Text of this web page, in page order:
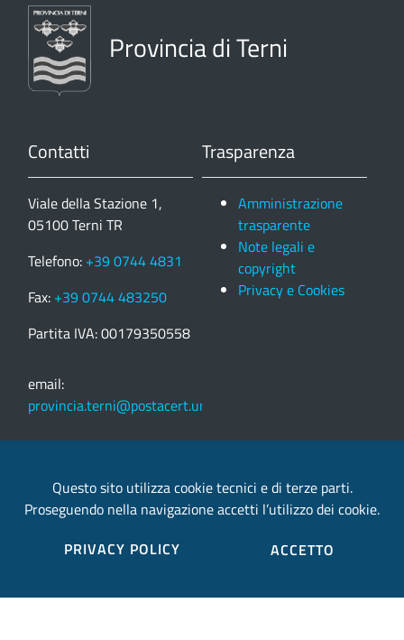
Provincia di Terni
Contatti
Viale della Stazione 1,
05100 Terni TR
Telefono: +39 0744 4831
Fax: +39 0744 483250
Partita IVA: 00179350558
email:
provincia.terni@postacert.umbria.it
Trasparenza
Amministrazione
trasparente
Note legali e
copyright
Privacy e Cookies
Sito web realizzato in collaborazione conGruppo
Questo sito utilizza cookie tecnici e di terze parti.
Proseguendo nella navigazione accetti l’utilizzo dei cookie.
PRIVACY POLICY
ACCETTO